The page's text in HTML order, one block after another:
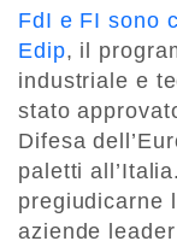
FdI e FI sono
Edip, il
industriale e
stato
Difesa
paletti
pregiudicarne
aziende